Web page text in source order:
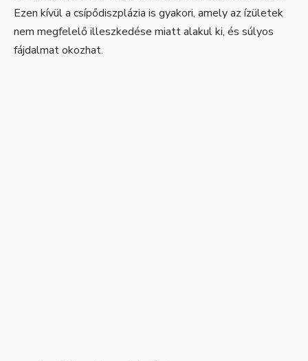
Ezen kívül a csípődiszplázia is gyakori, amely az ízületek
nem megfelelő illeszkedése miatt alakul ki, és súlyos
fájdalmat okozhat.